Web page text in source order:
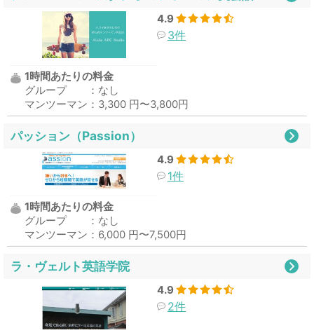
4.9
3件
1時間あたりの料金
グループ ：なし
マンツーマン：3,300 円〜3,800円
パッション（Passion）
4.9
1件
1時間あたりの料金
グループ ：なし
マンツーマン：6,000 円〜7,500円
ラ・ヴェルト英語学院
4.9
2件